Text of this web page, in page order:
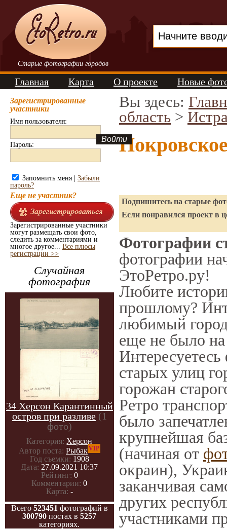
Старые фотографии городов
Главная Карта О проекте Новые
Зарегистрированные
участники
Имя пользователя:
Пароль:
Запомнить меня | Забыли
пароль?
Еще не участник?
Зарегистрированные участники
могут размещать свои фото,
следить за комментариями и
многое другое... Все плюсы
регистрации >>
Случайная
фотография
34 Херсон Карантинный
остров при разливе (1
фото)
Категория: Херсон
Автор поста: РыбакVIP
Год съемки: 1908
Дата: 27.09.2021 10:37
Рейтинг: 0
Комментарии: 0
Карта: -
Всего 523451 фотографий в
300790 постах в5257
категориях.
Вы здесь:
область >
Подпишитесь на старые
Если понравился проект в
Фотографии
фотографии
ЭтоРетро.ру!
Любите
прошлому?
любимый
еще не было на
Интересуетесь
старых улиц
горожан
Ретро
было
крупнейшая
(начиная от
окраин),
заканчивая
других
участниками